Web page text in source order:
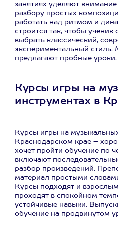
занятиях уделяют
разбору простых
работать над ритмом и
строится так, чтобы
выбрать классический,
экспериментальный стиль.
предлагают пробные уроки.
Курсы игры на
инструментах в
Курсы игры на
Краснодарском крае –
хочет пройти обучение по
включают
разбор произведений.
материал простыми
Курсы подходят и
проходят в спокойном
устойчивые навыки.
обучение на продвинутом